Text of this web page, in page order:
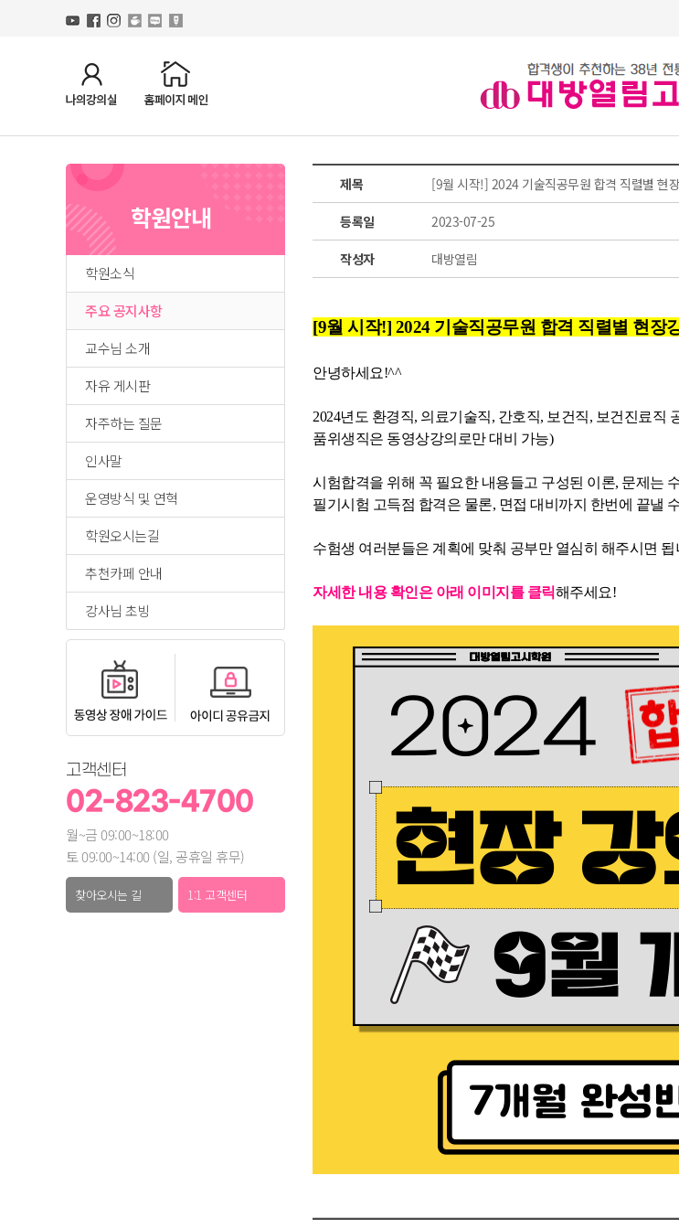
학원안내
학원소식
주요 공지사항
교수님 소개
자유 게시판
자주하는 질문
인사말
운영방식 및 연혁
학원오시는길
추천카페 안내
강사님 초빙
고객센터
02-823-4700
월~금 09:00~18:00
토 09:00~14:00 (일, 공휴일 휴무)
찾아오시는 길 1:1 고객센터
제목 [9월 시작!] 2024 기술직공무원 합격 직렬별 현
등록일 2023-07-25
작성자 대방열림
[9월 시작!] 2024 기술직공무원 합격 직렬별 현장
안녕하세요!^^
2024년도 환경직, 의료기술직, 간호직, 보건직, 보건진료직
품위생직은 동영상강의로만 대비 가능)
시험합격을 위해 꼭 필요한 내용들고 구성된 이론, 문제는
필기시험 고득점 합격은 물론, 면접 대비까지 한번에 끝낼
수험생 여러분들은 계획에 맞춰 공부만 열심히 해주시면 됩
자세한 내용 확인은 아래 이미지를 클릭해주세요!